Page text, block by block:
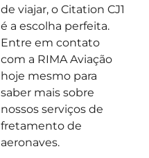
de viajar, o Citation CJ1
é a escolha perfeita.
Entre em contato
com a RIMA Aviação
hoje mesmo para
saber mais sobre
nossos serviços de
fretamento de
aeronaves.